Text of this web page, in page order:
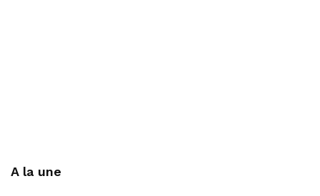
A la une